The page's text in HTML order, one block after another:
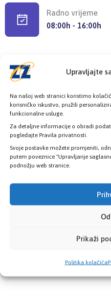
Upravljajte
Na našoj web stranici koristimo
korisničko iskustvo, pružili
funkcionalne usluge.
Za detaljne informacije o obradi
pogledajte Pravila privatnosti.
Svoje postavke možete promjeniti,
putem poveznice "Upravljanje
podnožju web stranice.
Prikaži
Politika kolačića
Radno vrijeme
08:00h - 16:00h
Provjerite status
PROVJERITE